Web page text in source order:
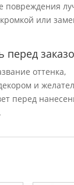
повреждения
или
перед
оттенка,
и
перед